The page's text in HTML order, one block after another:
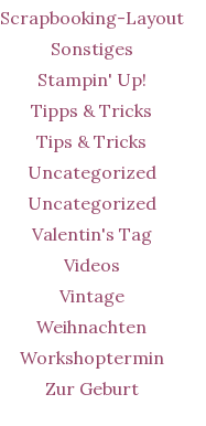
Scrapbooking-Layout
Sonstiges
Stampin' Up!
Tipps & Tricks
Tips & Tricks
Uncategorized
Uncategorized
Valentin's Tag
Videos
Vintage
Weihnachten
Workshoptermin
Zur Geburt